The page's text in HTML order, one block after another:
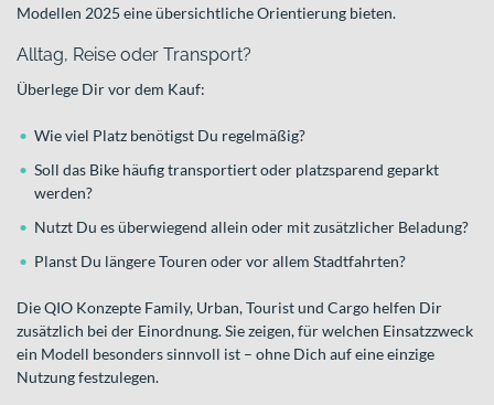
Modellen 2025 eine übersichtliche Orientierung bieten.
Alltag, Reise oder Transport?
Überlege Dir vor dem Kauf:
Wie viel Platz benötigst Du regelmäßig?
Soll das Bike häufig transportiert oder platzsparend geparkt
werden?
Nutzt Du es überwiegend allein oder mit zusätzlicher Beladung?
Planst Du längere Touren oder vor allem Stadtfahrten?
Die QIO Konzepte Family, Urban, Tourist und Cargo helfen Dir
zusätzlich bei der Einordnung. Sie zeigen, für welchen Einsatzzweck
ein Modell besonders sinnvoll ist – ohne Dich auf eine einzige
Nutzung festzulegen.